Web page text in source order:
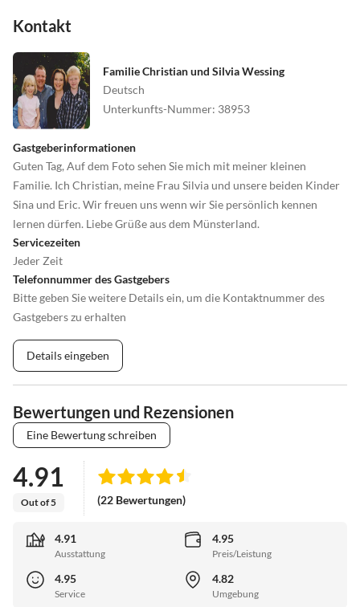
Kontakt
Familie Christian und Silvia Wessing
Deutsch
Unterkunfts-Nummer: 38953
Gastgeberinformationen
Guten Tag, Auf dem Foto sehen Sie mich mit meiner kleinen
Familie. Ich Christian, meine Frau Silvia und unsere beiden Kinder
Sina und Eric. Wir freuen uns wenn wir Sie persönlich kennen
lernen dürfen. Liebe Grüße aus dem Münsterland.
Servicezeiten
Jeder Zeit
Telefonnummer des Gastgebers
Bitte geben Sie weitere Details ein, um die Kontaktnummer des
Gastgebers zu erhalten
Details eingeben
Bewertungen und Rezensionen
Eine Bewertung schreiben
4.91
Out of 5 (22 Bewertungen)
4.91
Ausstattung
4.95
Preis/Leistung
4.95
Service
4.82
Umgebung